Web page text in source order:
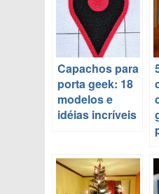
Capachos para
porta geek: 18
modelos e
idéias incríveis